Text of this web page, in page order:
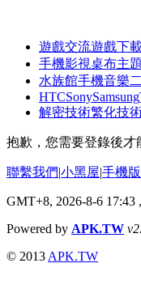
遊戲交流遊戲下
手機影視桌布主題
水族館手機音樂
HTCSonySamsung
解密技術繁化技
抱歉，您需要登錄後才
聯繫我們|小黑屋|手機版
GMT+8, 2026-8-6 17:43
Powered by APK.TW
© 2013 APK.TW